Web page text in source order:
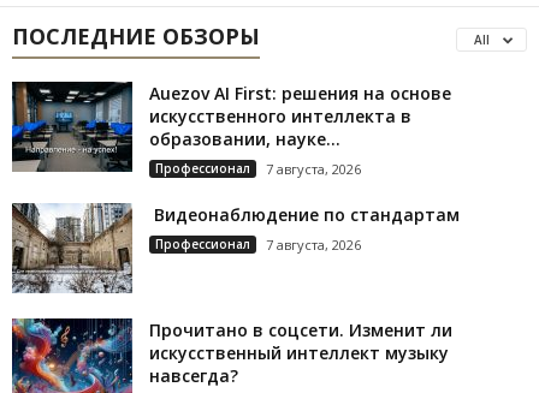
ПОСЛЕДНИЕ ОБЗОРЫ All
Auezov AI First: решения на основе
искусственного интеллекта в
образовании, науке...
Профессионал 7 августа, 2026
Видеонаблюдение по стандартам
Профессионал 7 августа, 2026
Прочитано в соцсети. Изменит ли
искусственный интеллект музыку
навсегда?